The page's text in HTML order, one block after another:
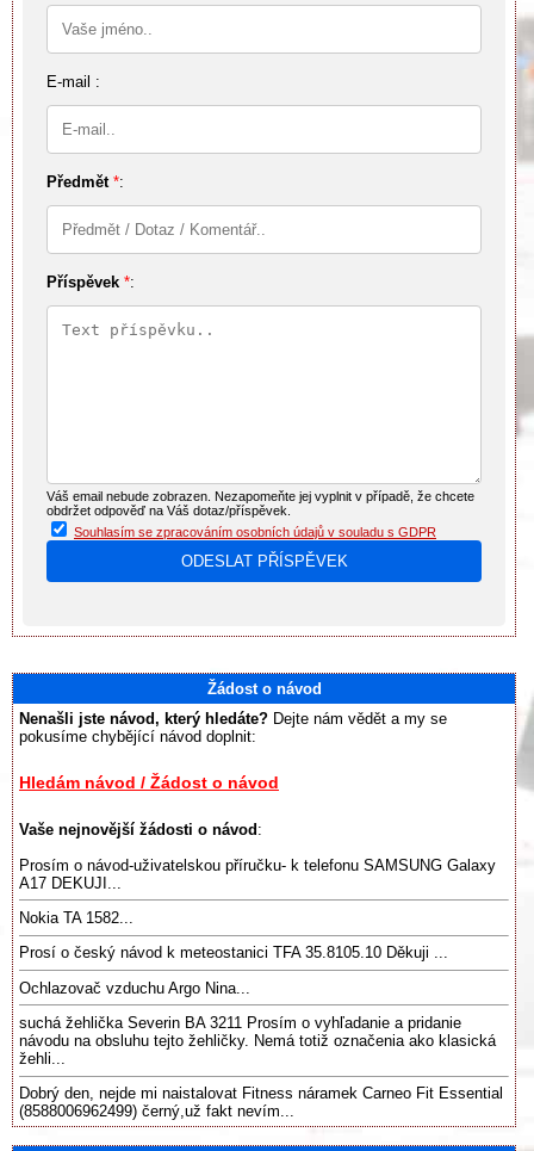
E-mail :
Předmět *:
Příspěvek *:
Váš email nebude zobrazen. Nezapomeňte jej vyplnit v případě, že chcete
obdržet odpověď na Váš dotaz/příspěvek.
Souhlasím se zpracováním osobních údajů v souladu s GDPR
Žádost o návod
Nenašli jste návod, který hledáte? Dejte nám vědět a my se
pokusíme chybějící návod doplnit:
Hledám návod / Žádost o návod
Vaše nejnovější žádosti o návod :
Prosím o návod-uživatelskou příručku- k telefonu SAMSUNG Galaxy
A17 DEKUJI...
Nokia TA 1582...
Prosí o český návod k meteostanici TFA 35.8105.10 Děkuji ...
Ochlazovač vzduchu Argo Nina...
suchá žehlička Severin BA 3211 Prosím o vyhľadanie a pridanie
návodu na obsluhu tejto žehličky. Nemá totiž označenia ako klasická
žehli...
Dobrý den, nejde mi naistalovat Fitness náramek Carneo Fit Essential
(8588006962499) černý,už fakt nevím...